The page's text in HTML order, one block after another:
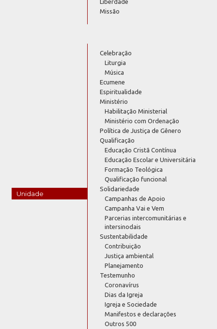
Liberdade
Missão
Unidade
Celebração
Liturgia
Música
Ecumene
Espiritualidade
Ministério
Habilitação Ministerial
Ministério com Ordenação
Política de Justiça de Gênero
Qualificação
Educação Cristã Contínua
Educação Escolar e Universitária
Formação Teológica
Qualificação funcional
Solidariedade
Campanhas de Apoio
Campanha Vai e Vem
Parcerias intercomunitárias e
intersinodais
Sustentabilidade
Contribuição
Justiça ambiental
Planejamento
Testemunho
Coronavírus
Dias da Igreja
Igreja e Sociedade
Manifestos e declarações
Outros 500